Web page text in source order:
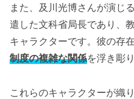
また、及川光博さんが演じ
遣した文科省局長であり、
キャラクターです。彼の存
制度の複雑な関係を浮き彫
これらのキャラクターが織